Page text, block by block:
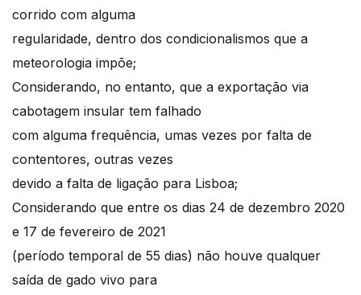
corrido com alguma
regularidade, dentro dos condicionalismos que a
meteorologia impõe;
Considerando, no entanto, que a exportação via
cabotagem insular tem falhado
com alguma frequência, umas vezes por falta de
contentores, outras vezes
devido a falta de ligação para Lisboa;
Considerando que entre os dias 24 de dezembro 2020
e 17 de fevereiro de 2021
(período temporal de 55 dias) não houve qualquer
saída de gado vivo para